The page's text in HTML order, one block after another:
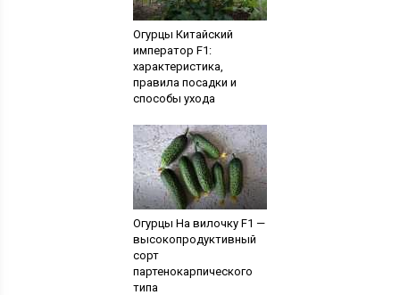
Огурцы Китайский
император F1:
характеристика,
правила посадки и
способы ухода
Огурцы На вилочку F1 —
высокопродуктивный
сорт
партенокарпического
типа